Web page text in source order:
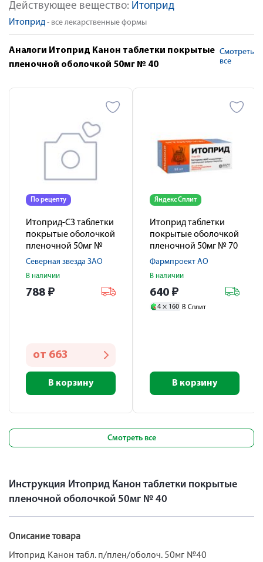
Действующее вещество: Итоприд
Итоприд - все лекарственные формы
Аналоги Итоприд Канон таблетки покрытые
пленочной оболочкой 50мг № 40
Смотреть
все
По рецепту
Итоприд-СЗ таблетки
покрытые оболочкой
пленочной 50мг №
100
Северная звезда ЗАО
В наличии
788 ₽
от 663
В корзину
Яндекс Сплит
Итоприд таблетки
покрытые оболочкой
пленочной 50мг № 70
Фармпроект АО
В наличии
640 ₽
4 × 160 В Сплит
В корзину
Смотреть все
Инструкция Итоприд Канон таблетки покрытые
пленочной оболочкой 50мг № 40
Описание товара
Итоприд Канон табл. п/плен/оболоч. 50мг №40